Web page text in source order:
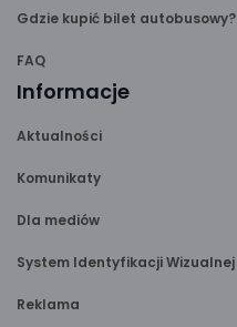
Gdzie kupić bilet autobusowy?
FAQ
Informacje
Aktualności
Komunikaty
Dla mediów
System Identyfikacji Wizualnej
Reklama